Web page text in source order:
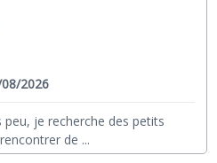
2026
je recherche des petits
de ...